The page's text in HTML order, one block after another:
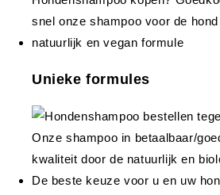
Unieke formules